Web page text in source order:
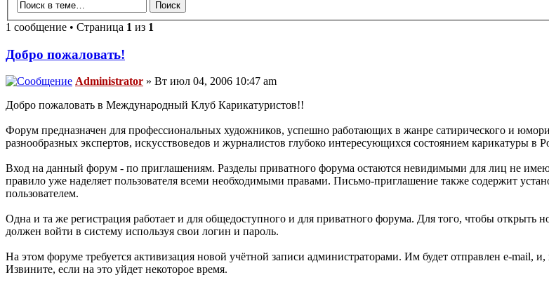
1 сообщение • Страница 1 из 1
Добро пожаловать!
Administrator » Вт июл 04, 2006 10:47 am
Добро пожаловать в Международный Клуб Карикатуристов!!
Форум предназначен для профессиональных художников, успешно работающих в жанре сатирического и
разнообразных экспертов, искусствоведов и журналистов глубоко интересующихся состоянием карикатуры в
Вход на данный форум - по приглашениям. Разделы приватного форума остаются невидимыми для лиц не
правило уже наделяет пользователя всеми необходимыми правами. Письмо-приглашение также содержит
пользователем.
Одна и та же регистрация работает и для общедоступного и для приватного форума. Для того, чтобы открыть
должен войти в систему используя свои логин и пароль.
На этом форуме требуется активизация новой учётной записи администраторами. Им будет отправлен e-mail,
Извините, если на это уйдет некоторое время.